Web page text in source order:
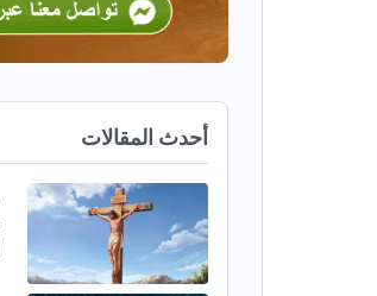
أحدث المقالات